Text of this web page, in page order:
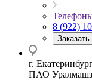
8 (922)
Заказать
г.
ПАО